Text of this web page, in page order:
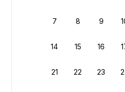
7 8 9
14 15 16
21 22 23